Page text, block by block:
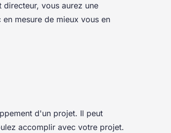
vous aurez une
mesure de mieux vous en
d'un projet. Il peut
accomplir avec votre projet.